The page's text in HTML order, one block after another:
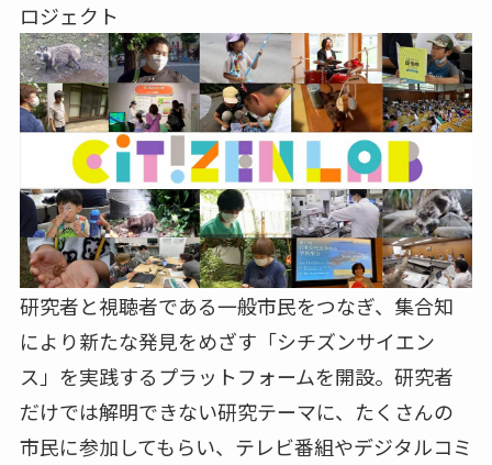
ロジェクト
研究者と視聴者である⼀般市⺠をつなぎ、集合知
により新たな発⾒をめざす「シチズンサイエン
ス」を実践するプラットフォームを開設。研究者
だけでは解明できない研究テーマに、たくさんの
市⺠に参加してもらい、テレビ番組やデジタルコミ